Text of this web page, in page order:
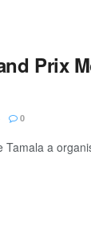
Prix
0
a